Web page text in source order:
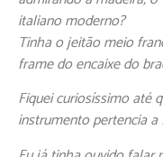
italiano moderno?
Tinha o jeitão meio
frame do encaixe do
Fiquei curiosíssimo até
instrumento pertencia a